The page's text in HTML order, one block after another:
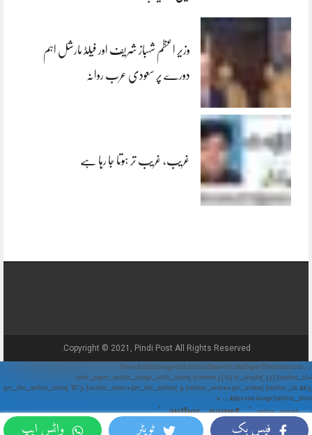
فیس بک ٹویٹر واٹس ایپ
وزیر اعظم شہباز شریف اور فیلڈ مارشل اہم
دورے پر سعودی عرب روانہ
غریب، غریب تر ہوتا جا رہا ہے
Copyright © 2021, Pindi Post All Rights Reserved.
// Show Author Image with Author Name in UrduPaper Theme function
urdu_paper_author_image_with_name($content) { if (is_single()) { $author_id =
get_the_author_meta('ID'); $author_name = get_the_author(); $author_avatar = get_avatar($author_id, 48);
// 48px size image $author_html = '
' . $author_avatar . '
' . $author_name . '
'; return $author_html . $content; } return $content; } add_filter('the_content',